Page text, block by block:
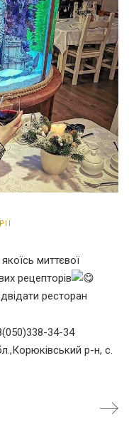
миттєвої
рецепторів
ресторан
34-34
р-н, с.